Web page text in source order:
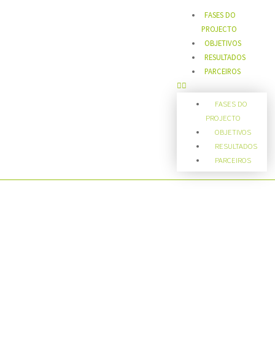
FASES DO
PROJECTO
OBJETIVOS
RESULTADOS
PARCEIROS
FASES DO
PROJECTO
OBJETIVOS
RESULTADOS
PARCEIROS